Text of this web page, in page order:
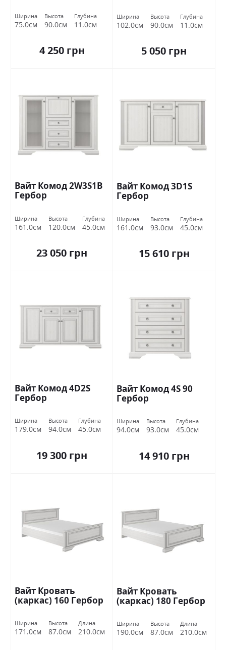
Ширина
75.0см
Высота
90.0см
Глубина
11.0см
4 250 грн
Ширина
102.0см
Высота
90.0см
Глубина
11.0см
5 050 грн
Вайт Комод 2W3S1B
Гербор
Ширина
161.0см
Высота
120.0см
Глубина
45.0см
23 050 грн
Вайт Комод 3D1S
Гербор
Ширина
161.0см
Высота
93.0см
Глубина
45.0см
15 610 грн
Вайт Комод 4D2S
Гербор
Ширина
179.0см
Высота
94.0см
Глубина
45.0см
19 300 грн
Вайт Комод 4S 90
Гербор
Ширина
94.0см
Высота
93.0см
Глубина
45.0см
14 910 грн
Вайт Кровать
(каркас) 160 Гербор
Ширина
171.0см
Высота
87.0см
Длина
210.0см
Вайт Кровать
(каркас) 180 Гербор
Ширина
190.0см
Высота
87.0см
Длина
210.0см